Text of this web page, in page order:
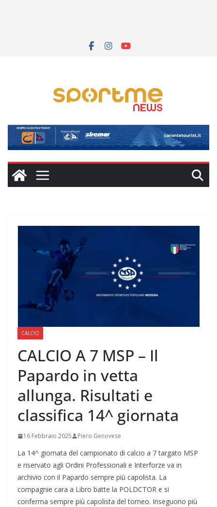
CALCIO
CALCIO A 7 MSP – Il
Papardo in vetta
allunga. Risultati e
classifica 14^ giornata
16 Febbraio 2025 Piero Genovese
La 14^ giornata del campionato di calcio a 7 targato MSP
e riservato agli Ordini Professionali e Interforze va in
archivio con il Papardo sempre più capolista. La
compagnie cara a Libro batte la POLDCTOR e si
conferma sempre più capolista del torneo. Inseguono più